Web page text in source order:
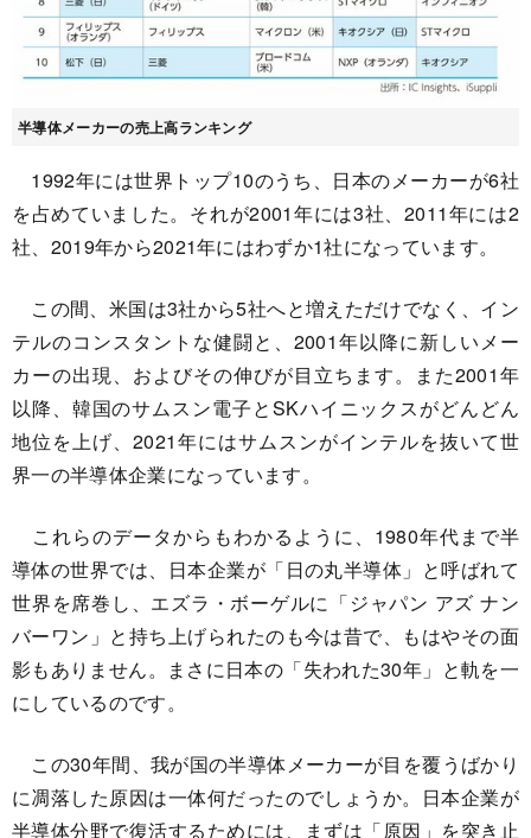
半導体メーカーの売上高ランキング
1992年には世界トップ10のうち、日本のメーカーが6社
を占めていました。それが2001年には3社、2011年には2
社、2019年から2021年にはわずか1社になっています。
この間、米国は3社から5社へと増えただけでなく、イン
テルのコンスタントな健闘と、2001年以降に新しいメー
カーの出現、およびその伸びが目立ちます。また2001年
以降、韓国のサムスン電子とSKハイニックスがどんどん
地位を上げ、2021年にはサムスンがインテルを抜いて世
界一の半導体企業になっています。
これらのデータからもわかるように、1980年代まで半
導体の世界では、日本企業が「日の丸半導体」と呼ばれて
世界を席巻し、エズラ・ボーゲルに「ジャパン アズ ナン
バーワン」と持ち上げられたのも今は昔で、もはやその面
影もありません。まさに日本の「失われた30年」と軌を一
にしているのです。
この30年間、我が国の半導体メーカーが目を覆うばかり
に凋落した原因は一体何だったのでしょうか。日本企業が
半導体分野で復活するためには、まずは「原因」を突き止